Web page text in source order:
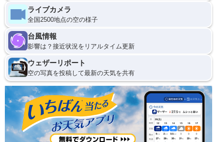
ライブカメラ
全国2500地点の空の様子
台風情報
影響は？接近状況をリアルタイム更新
ウェザーリポート
空の写真を投稿して最新の天気を共有